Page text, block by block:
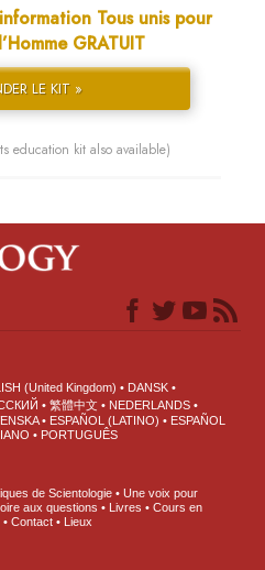
Tous unis pour
GRATUIT
LE KIT »
education kit also available)
(United Kingdom)
DANSK
繁體中文
NEDERLANDS
ESPAÑOL (LATINO)
ESPAÑOL
PORTUGUÊS
de Scientologie
Une voix pour
aux questions Livres
Cours en
Contact Lieux